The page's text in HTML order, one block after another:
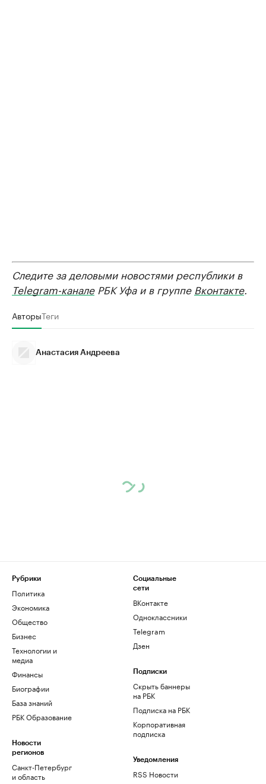
Следите за деловыми новостями республики в
Telegram-каналеРБК Уфа и в группе Вконтакте.
АвторыТеги
Анастасия Андреева
Рубрики
Политика
Экономика
Общество
Бизнес
Технологии и
медиа
Финансы
Биографии
База знаний
РБК Образование
Новости
регионов
Санкт-Петербург
и область
Социальные
сети
ВКонтакте
Одноклассники
Telegram
Дзен
Подписки
Скрыть баннеры
на РБК
Подписка на РБК
Корпоративная
подписка
Уведомления
RSS Новости